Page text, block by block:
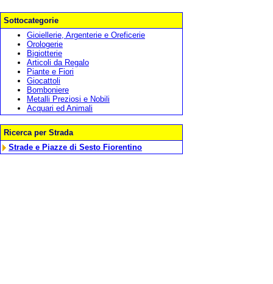
Sottocategorie
Gioiellerie, Argenterie e Oreficerie
Orologerie
Bigiotterie
Articoli da Regalo
Piante e Fiori
Giocattoli
Bomboniere
Metalli Preziosi e Nobili
Acquari ed Animali
Ricerca per Strada
Strade e Piazze di Sesto Fiorentino